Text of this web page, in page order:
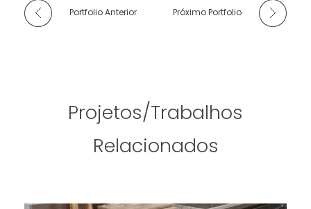
Portfolio Anterior Próximo Portfolio
Projetos/Trabalhos
Relacionados